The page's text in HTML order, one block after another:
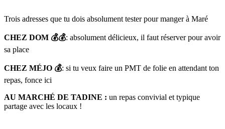
Trois adresses que tu dois absolument tester pour manger à Maré
CHEZ DOM 💰💰: absolument délicieux, il faut réserver pour avoir
sa place
CHEZ MÉJO 💰: si tu veux faire un PMT de folie en attendant ton
repas, fonce ici
AU MARCHÉ DE TADINE : un repas convivial et typique
partage avec les locaux !